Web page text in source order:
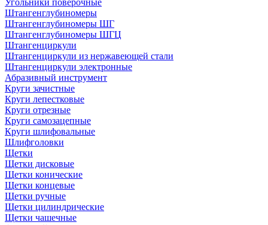
Угольники поверочные
Штангенглубиномеры
Штангенглубиномеры ШГ
Штангенглубиномеры ШГЦ
Штангенциркули
Штангенциркули из нержавеющей стали
Штангенциркули электронные
Абразивный инструмент
Круги зачистные
Круги лепестковые
Круги отрезные
Круги самозацепные
Круги шлифовальные
Шлифголовки
Щетки
Щетки дисковые
Щетки конические
Щетки концевые
Щетки ручные
Щетки цилиндрические
Щетки чашечные